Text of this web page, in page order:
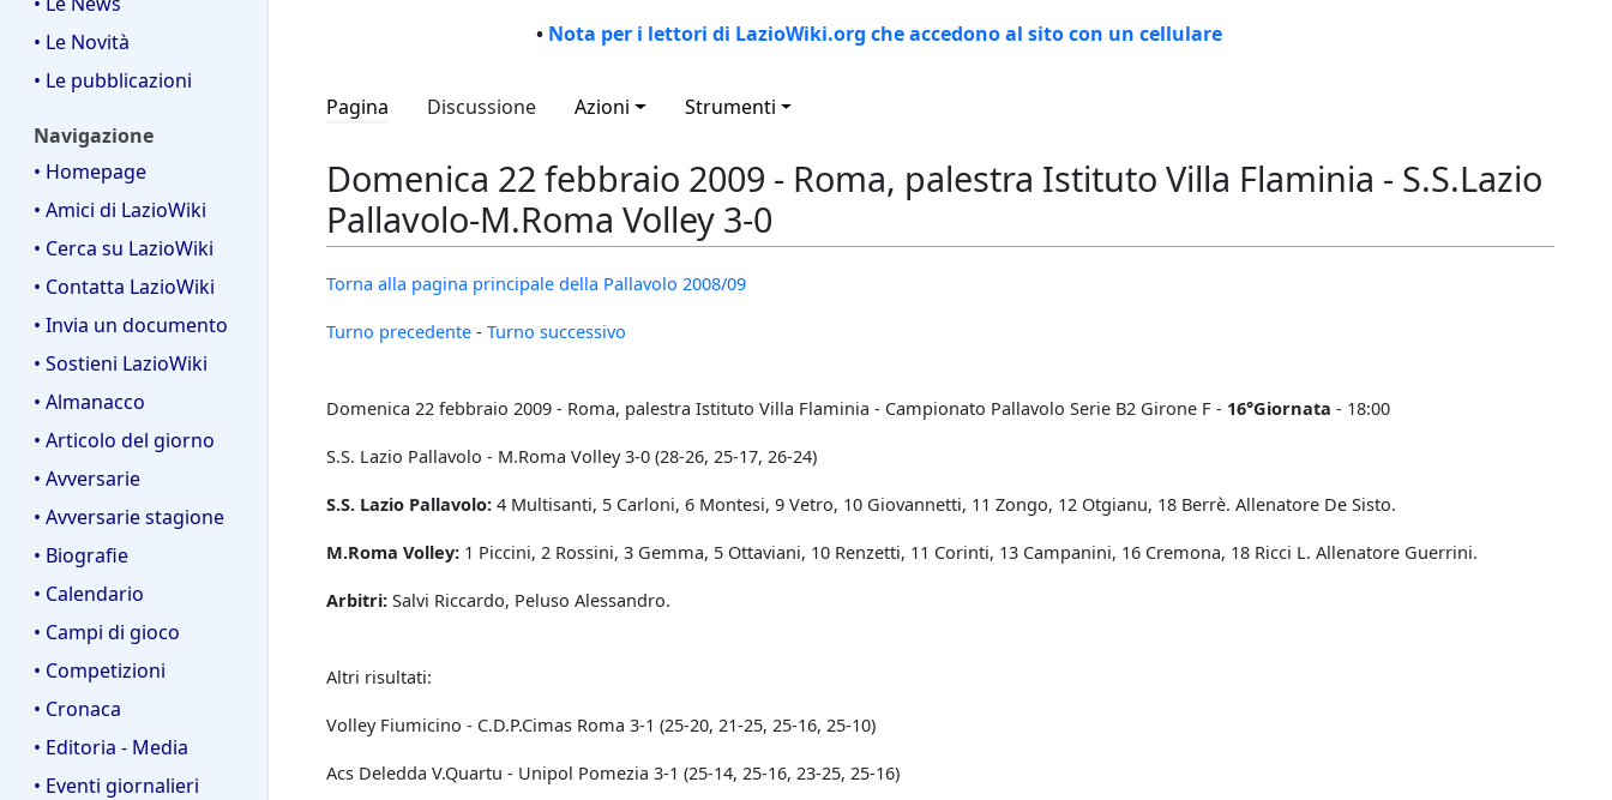
• Le Novità
• Le pubblicazioni
Navigazione
• Homepage
• Amici di LazioWiki
• Cerca su LazioWiki
• Contatta LazioWiki
• Invia un documento
• Sostieni LazioWiki
• Almanacco
• Articolo del giorno
• Avversarie
• Avversarie stagione
• Biografie
• Calendario
• Campi di gioco
• Competizioni
• Cronaca
• Editoria - Media
• Eventi giornalieri
• Nota per i lettori di LazioWiki.org che accedono al sito con un cellulare
Pagina Discussione Azioni Strumenti
Domenica 22 febbraio 2009 - Roma, palestra Istituto Villa Flaminia - S.S.Lazio
Pallavolo-M.Roma Volley 3-0
Torna alla pagina principale della Pallavolo 2008/09
Turno precedente - Turno successivo
Domenica 22 febbraio 2009 - Roma, palestra Istituto Villa Flaminia - Campionato Pallavolo Serie B2 Girone F - 16°Giornata - 18:00
S.S. Lazio Pallavolo - M.Roma Volley 3-0 (28-26, 25-17, 26-24)
S.S. Lazio Pallavolo: 4 Multisanti, 5 Carloni, 6 Montesi, 9 Vetro, 10 Giovannetti, 11 Zongo, 12 Otgianu, 18 Berrè. Allenatore De Sisto.
M.Roma Volley: 1 Piccini, 2 Rossini, 3 Gemma, 5 Ottaviani, 10 Renzetti, 11 Corinti, 13 Campanini, 16 Cremona, 18 Ricci L. Allenatore Guerrini.
Arbitri: Salvi Riccardo, Peluso Alessandro.
Altri risultati:
Volley Fiumicino - C.D.P.Cimas Roma 3-1 (25-20, 21-25, 25-16, 25-10)
Acs Deledda V.Quartu - Unipol Pomezia 3-1 (25-14, 25-16, 23-25, 25-16)